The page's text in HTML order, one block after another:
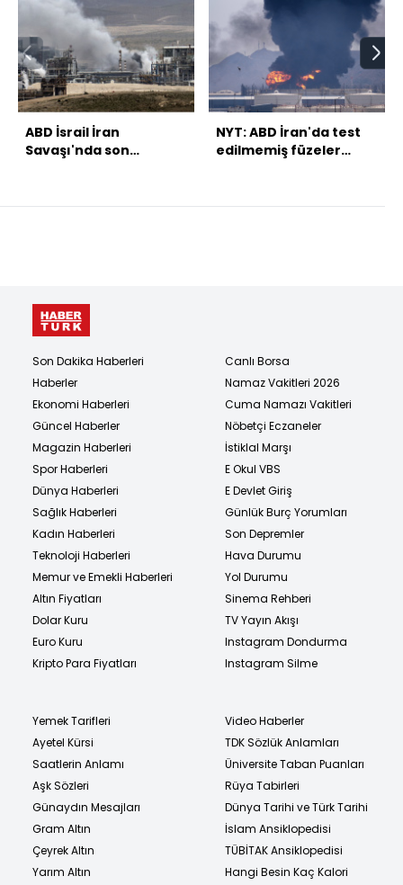
ABD İsrail İran
Savaşı'nda son
NYT: ABD İran'da test
edilmemiş füzeler
Son Dakika Haberleri
Haberler
Ekonomi Haberleri
Güncel Haberler
Magazin Haberleri
Spor Haberleri
Dünya Haberleri
Sağlık Haberleri
Kadın Haberleri
Teknoloji Haberleri
Memur ve Emekli Haberleri
Altın Fiyatları
Dolar Kuru
Euro Kuru
Kripto Para Fiyatları
Canlı Borsa
Namaz Vakitleri 2026
Cuma Namazı Vakitleri
Nöbetçi Eczaneler
İstiklal Marşı
E Okul VBS
E Devlet Giriş
Günlük Burç Yorumları
Son Depremler
Hava Durumu
Yol Durumu
Sinema Rehberi
TV Yayın Akışı
Instagram Dondurma
Instagram Silme
Yemek Tarifleri
Ayetel Kürsi
Saatlerin Anlamı
Aşk Sözleri
Günaydın Mesajları
Gram Altın
Çeyrek Altın
Yarım Altın
Video Haberler
TDK Sözlük Anlamları
Üniversite Taban Puanları
Rüya Tabirleri
Dünya Tarihi ve Türk Tarihi
İslam Ansiklopedisi
TÜBİTAK Ansiklopedisi
Hangi Besin Kaç Kalori